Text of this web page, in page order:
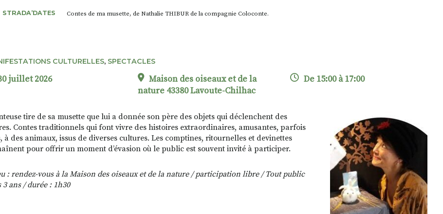
STRADA’DATES Contes de ma musette, de Nathalie THIBUR de la compagnie Coloconte.
CULTURELLES, SPECTACLES
juillet 2026
Maison des oiseaux et de la
nature 43380 Lavoute-Chilhac
De 15:00 à 17:00
tire de sa musette que lui a donnée son père des objets qui déclenchent des
Contes traditionnels qui font vivre des histoires extraordinaires, amusantes, parfois
à des animaux, issus de diverses cultures. Les comptines, ritournelles et devinettes
pour offrir un moment d’évasion où le public est souvent invité à participer.
: rendez-vous à la Maison des oiseaux et de la nature / participation libre / Tout public
3 ans / durée : 1h30